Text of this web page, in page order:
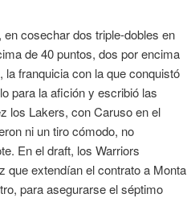
cosechar dos triple-dobles en
de 40 puntos, dos por encima
franquicia con la que conquistó
para la afición y escribió las
los Lakers, con Caruso en el
ni un tiro cómodo, no
En el draft, los Warriors
que extendían el contrato a Monta
para asegurarse el séptimo